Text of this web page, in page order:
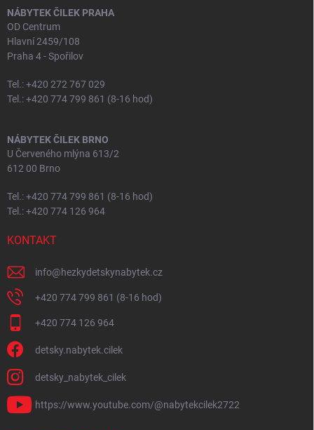
NÁBYTEK ČILEK PRAHA
OD Centrum
Hlavní 2459/108
Praha 4 - Spořilov
Tel.: +420 272 767 029
Tel.: +420 774 799 861 (8-16 hod)
NÁBYTEK ČILEK BRNO
U Červeného mlýna 613/2
612 00 Brno
Tel.: +420 774 799 861 (8-16 hod)
Tel.: +420 774 126 964
KONTAKT
info@hezkydetskynabytek.cz
+420 774 799 861 (8-16 hod)
+420 774 126 964
detsky.nabytek.cilek
detsky_nabytek_cilek
https://www.youtube.com/@nabytekcilek2722